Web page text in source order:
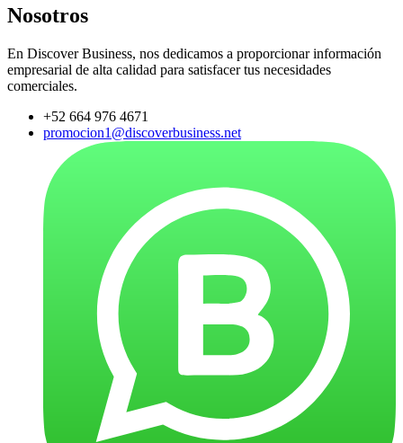
Nosotros
En Discover Business, nos dedicamos a proporcionar información
empresarial de alta calidad para satisfacer tus necesidades
comerciales.
+52 664 976 4671
promocion1@discoverbusiness.net